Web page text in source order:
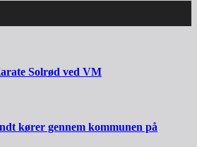
Solrød ved VM
kører gennem kommunen på